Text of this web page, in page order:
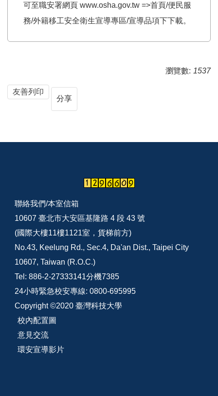
可至職安署網頁 www.osha.gov.tw =>首頁/便民服
務/外籍移工安全衛生宣導專區/宣導品項下下載。
瀏覽數: 1537
友善列印
分享
聯絡我們/本室信箱
10607 臺北市大安區基隆路 4 段 43 號
(國際大樓11樓1121室，貨梯前方)
No.43, Keelung Rd., Sec.4, Da'an Dist., Taipei City
10607, Taiwan (R.O.C.)
Tel: 886-2-27333141分機7385
24小時緊急校安專線: 0800-695995
Copyright ©2020 臺灣科技大學
校內配置圖
意見交流
環安宣導影片